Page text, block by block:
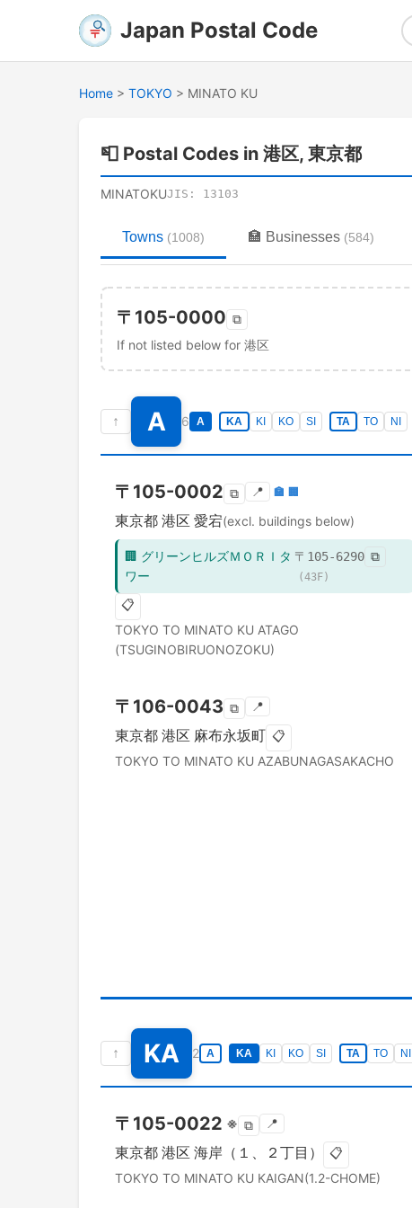
Japan Postal Code
Home > TOKYO > MINATO KU
📮 Postal Codes in 港区, 東京都
MINATOKUJIS: 13103
Towns (1008) 🏣 Businesses (584)
〒 105-0000 ⧉
If not listed below for 港区
↑ A 6 A KA KI KO SI TA TO NI
〒 105-0002 ⧉ 📍 🏣 🏢
東京都 港区 愛宕(excl. buildings below)
🏢 グリーンヒルズＭＯＲＩタ
ワー
〒 105-6290 ⧉
(43F)
📋
TOKYO TO MINATO KU ATAGO
(TSUGINOBIRUONOZOKU)
〒 106-0043 ⧉ 📍
東京都 港区 麻布永坂町 📋
TOKYO TO MINATO KU AZABUNAGASAKACHO
↑ KA 2 A KA KI KO SI TA TO NI
〒 105-0022 ※ ⧉ 📍
東京都 港区 海岸（１、２丁目） 📋
TOKYO TO MINATO KU KAIGAN(1.2-CHOME)